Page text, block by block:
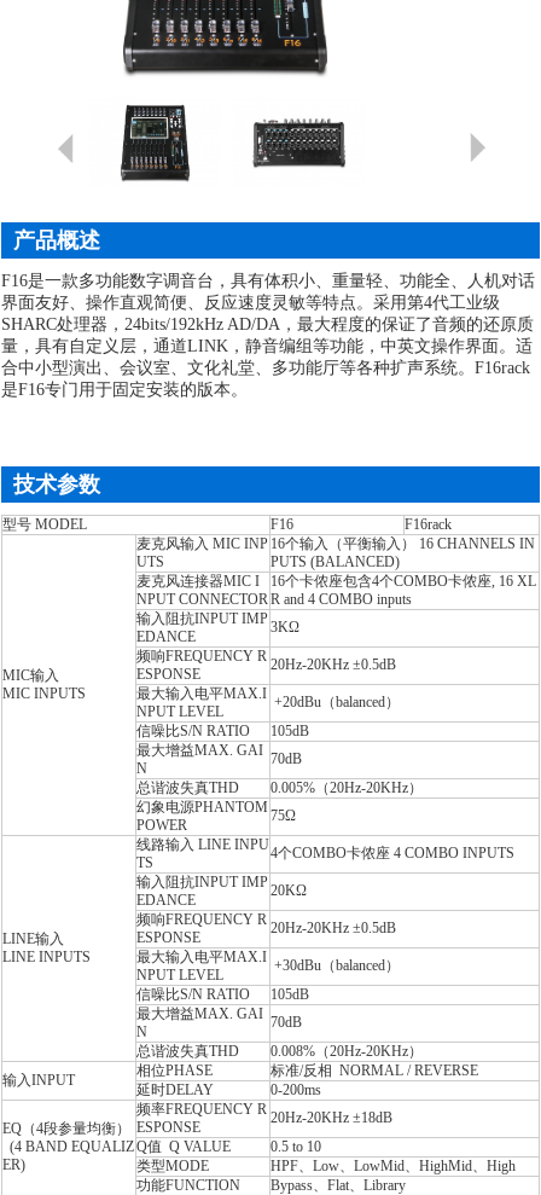
产品概述
F16是一款多功能数字调音台，具有体积小、重量轻、功能全、人机对话
界面友好、操作直观简便、反应速度灵敏等特点。采用第4代工业级
SHARC处理器，24bits/192kHz AD/DA，最大程度的保证了音频的还原质
量，具有自定义层，通道LINK，静音编组等功能，中英文操作界面。适
合中小型演出、会议室、文化礼堂、多功能厅等各种扩声系统。F16rack
是F16专门用于固定安装的版本。
技术参数
型号 MODEL F16 F16rack
MIC输入
MIC INPUTS
麦克风输入 MIC INP
UTS
16个输入（平衡输入）
16 CHANNELS IN
PUTS (BALANCED)
麦克风连接器MIC I
NPUT CONNECTOR
16个卡侬座包含4个COMBO卡侬座, 16 XL
R and 4 COMBO inputs
输入阻抗INPUT IMP
EDANCE
3KΩ
频响FREQUENCY R
ESPONSE
20Hz-20KHz ±0.5dB
最大输入电平MAX.I
NPUT LEVEL
+20dBu（balanced）
信噪比S/N RATIO
105dB
最大增益MAX. GAI
N
70dB
总谐波失真THD
0.005%（20Hz-20KHz）
幻象电源PHANTOM
POWER
75Ω
LINE输入
LINE INPUTS
线路输入 LINE INPU
TS
4个COMBO卡侬座 4 COMBO INPUTS
输入阻抗INPUT IMP
EDANCE
20KΩ
频响FREQUENCY R
ESPONSE
20Hz-20KHz ±0.5dB
最大输入电平MAX.I
NPUT LEVEL
+30dBu（balanced）
信噪比S/N RATIO
105dB
最大增益MAX. GAI
N
70dB
总谐波失真THD
0.008%（20Hz-20KHz）
输入INPUT
相位PHASE 标准/反相 NORMAL / REVERSE
延时DELAY 0-200ms
EQ（4段参量均衡）
(4 BAND EQUALIZ
ER)
频率FREQUENCY R
ESPONSE
20Hz-20KHz ±18dB
Q值 Q VALUE
0.5 to 10
类型MODE
HPF、Low、LowMid、HighMid、High
功能FUNCTION Bypass、Flat、Library